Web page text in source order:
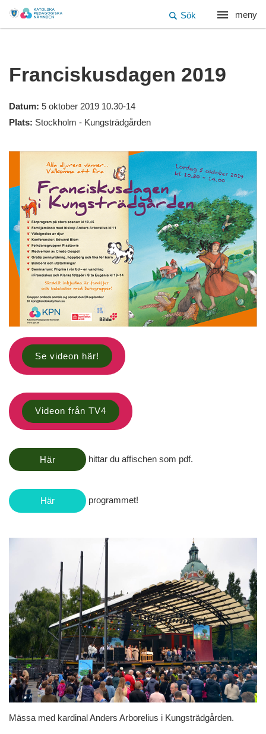
meny
Sök
Franciskusdagen 2019
Datum: 5 oktober 2019 10.30-14
Plats: Stockholm - Kungsträdgården
Se videon här!
Videon från TV4
Här hittar du affischen som pdf.
Här programmet!
Mässa med kardinal Anders Arborelius i Kungsträdgården.